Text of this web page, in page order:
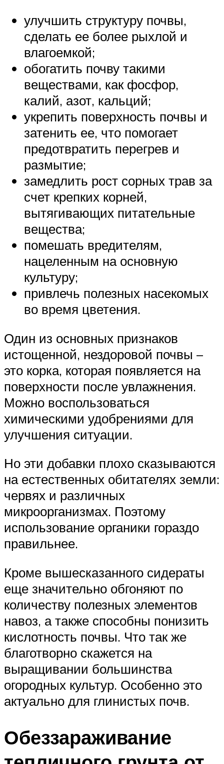
улучшить структуру почвы,
сделать ее более рыхлой и
влагоемкой;
обогатить почву такими
веществами, как фосфор,
калий, азот, кальций;
укрепить поверхность почвы и
затенить ее, что помогает
предотвратить перегрев и
размытие;
замедлить рост сорных трав за
счет крепких корней,
вытягивающих питательные
вещества;
помешать вредителям,
нацеленным на основную
культуру;
привлечь полезных насекомых
во время цветения.
Один из основных признаков
истощенной, нездоровой почвы –
это корка, которая появляется на
поверхности после увлажнения.
Можно воспользоваться
химическими удобрениями для
улучшения ситуации.
Но эти добавки плохо сказываются
на естественных обитателях земли:
червях и различных
микроорганизмах. Поэтому
использование органики гораздо
правильнее.
Кроме вышесказанного сидераты
еще значительно обгоняют по
количеству полезных элементов
навоз, а также способны понизить
кислотность почвы. Что так же
благотворно скажется на
выращивании большинства
огородных культур. Особенно это
актуально для глинистых почв.
Обеззараживание